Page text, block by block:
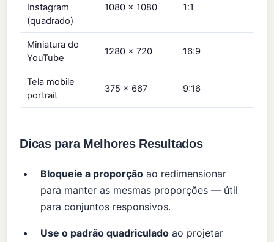
Instagram
(quadrado)
1080 × 1080 1:1
Miniatura do
YouTube
1280 × 720 16:9
Tela mobile
portrait
375 × 667 9:16
Dicas para Melhores Resultados
Bloqueie a proporção ao redimensionar
para manter as mesmas proporções — útil
para conjuntos responsivos.
Use o padrão quadriculado ao projetar